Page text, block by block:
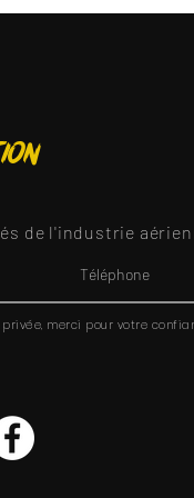
de l'industrie
merci pour votre